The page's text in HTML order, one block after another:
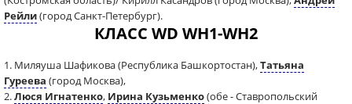
Рейли(город Санкт-Петербург).
КЛАСС WD WH1-WH2
1. Миляуша Шафикова (Республика Башкортостан),Татьяна
Гуреева (город Москва),
2.Люся Игнатенко, Ирина Кузьменко(обе - Ставропольский